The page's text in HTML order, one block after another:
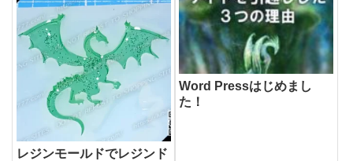
レジンモールドでレジンド
Word Pressはじめまし
た！